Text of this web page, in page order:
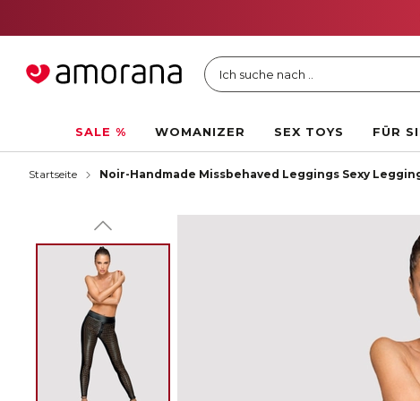
Ich suche nach ..
SALE % WOMANIZER SEX TOYS FÜR
Startseite Noir-Handmade Missbehaved Leggings Sexy